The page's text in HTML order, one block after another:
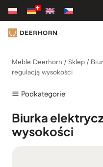
Przejdź
treści
Meble Deerhorn / Sklep /
regulacją wysokości
Podkategorie
Biurka
wysokości